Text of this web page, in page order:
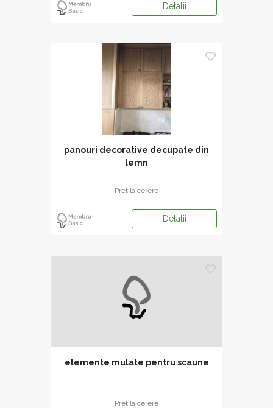
Detalii
panouri decorative decupate din
lemn
Pret la cerere
Detalii
elemente mulate pentru scaune
Pret la cerere